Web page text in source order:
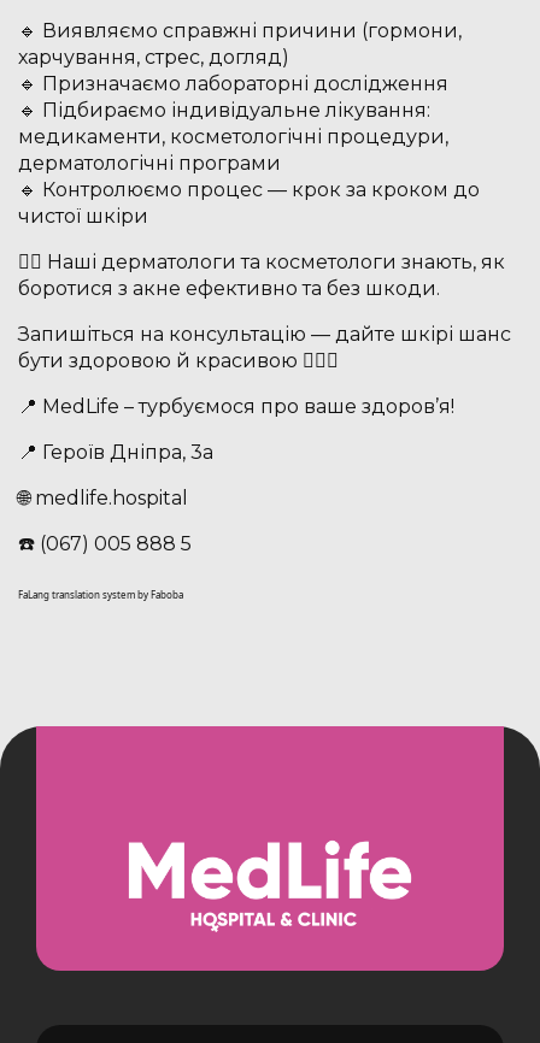
🔹 Виявляємо справжні причини (гормони,
харчування, стрес, догляд)
🔹 Призначаємо лабораторні дослідження
🔹 Підбираємо індивідуальне лікування:
медикаменти, косметологічні процедури,
дерматологічні програми
🔹 Контролюємо процес — крок за кроком до
чистої шкіри
👩‍⚕️ Наші дерматологи та косметологи знають, як
боротися з акне ефективно та без шкоди.
Запишіться на консультацію — дайте шкірі шанс
бути здоровою й красивою 💆‍♀️✨
📍 MedLife – турбуємося про ваше здоров’я!
📍 Героїв Дніпра, 3а
🌐 medlife.hospital
☎️ (067) 005 888 5
FaLang translation system by Faboba